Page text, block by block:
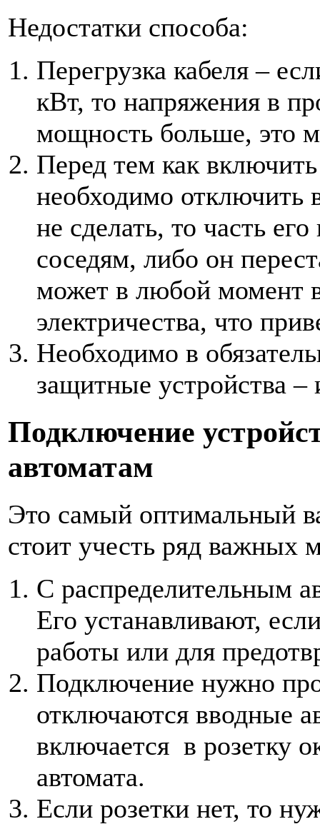
Недостатки способа:
Перегрузка кабеля –
кВт, то напряжения в
мощность больше, это
Перед тем как включить
необходимо отключить
не сделать, то часть
соседям, либо он
может в любой момент
электричества, что
Необходимо в
защитные устройства
Подключение
автоматам
Это самый оптимальный
стоит учесть ряд важных
С распределительным
Его устанавливают,
работы или для
Подключение нужно
отключаются вводные
включается в розетку
автомата.
Если розетки нет, то